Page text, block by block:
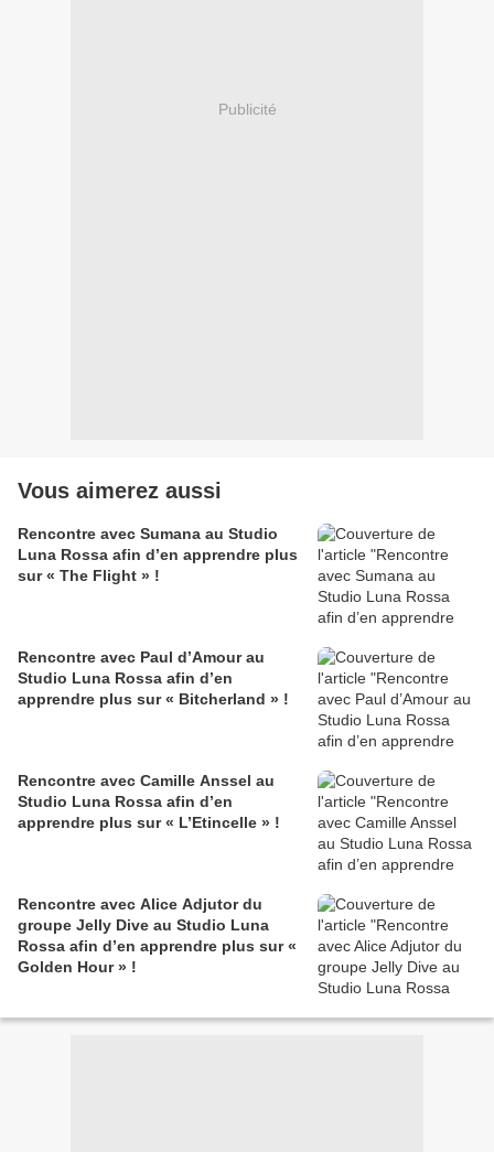
Publicité
Vous aimerez aussi
Rencontre avec Sumana au Studio
Luna Rossa afin d’en apprendre plus
sur « The Flight » !
Rencontre avec Paul d’Amour au
Studio Luna Rossa afin d’en
apprendre plus sur « Bitcherland » !
Rencontre avec Camille Anssel au
Studio Luna Rossa afin d’en
apprendre plus sur « L’Etincelle » !
Rencontre avec Alice Adjutor du
groupe Jelly Dive au Studio Luna
Rossa afin d’en apprendre plus sur «
Golden Hour » !